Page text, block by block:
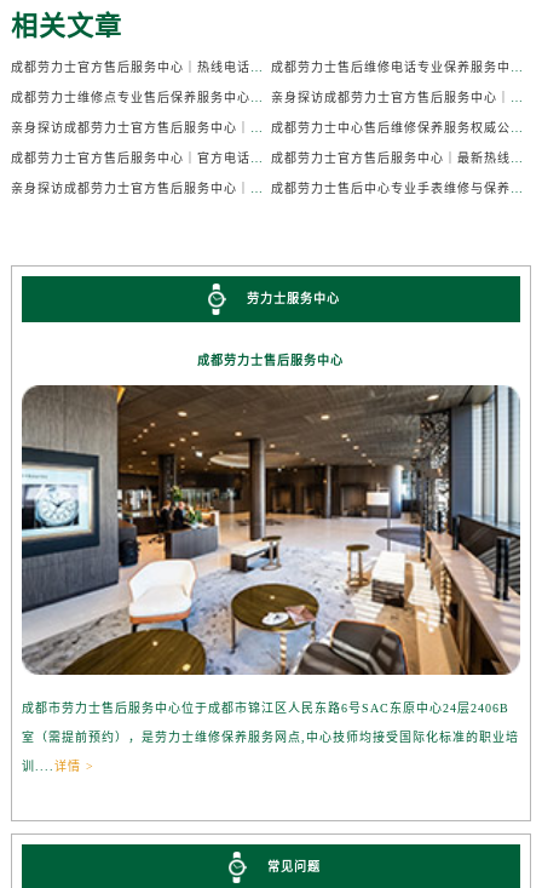
相关文章
劳力士服务中心
成都劳力士售后服务中心
成都市劳力士售后服务中心位于成都市锦江区人民东路6号SAC东原中心24层2406B
室（需提前预约），是劳力士维修保养服务网点,中心技师均接受国际化标准的职业培
训.... 详情 >
常见问题